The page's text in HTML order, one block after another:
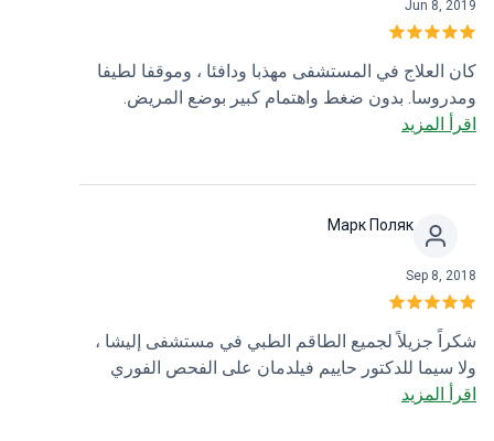
Jun 8, 2019
كان العلاج في المستشفى مهذبا ودافئا ، وموقفا لطيفا
ومدروسا. بدون ضغط واهتمام كبير بوضع المريض.
نوصي بشدة بالوصول عند الحاجة.
اقرأ المزيد
Марк Поляк
Sep 8, 2018
شكراً جزيلاً لجميع الطاقم الطبي في مستشفى إليشا ،
ولا سيما للدكتور حاييم فيلدمان على الفحص الفوري
عالي الجودة والإجراءات الطبية اللازمة ... كان لدي
اقرأ المزيد